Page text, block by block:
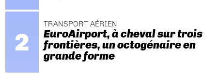
TRANSPORT AÉRIEN
EuroAirport, à cheval sur trois
frontières, un octogénaire en
grande forme